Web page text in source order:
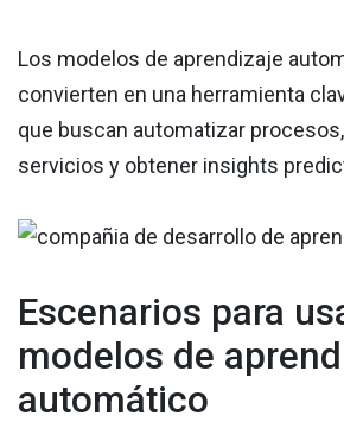
Los modelos de aprendizaje
convierten en una herramienta
que buscan automatizar
servicios y obtener insights
Escenarios para
modelos de
automático